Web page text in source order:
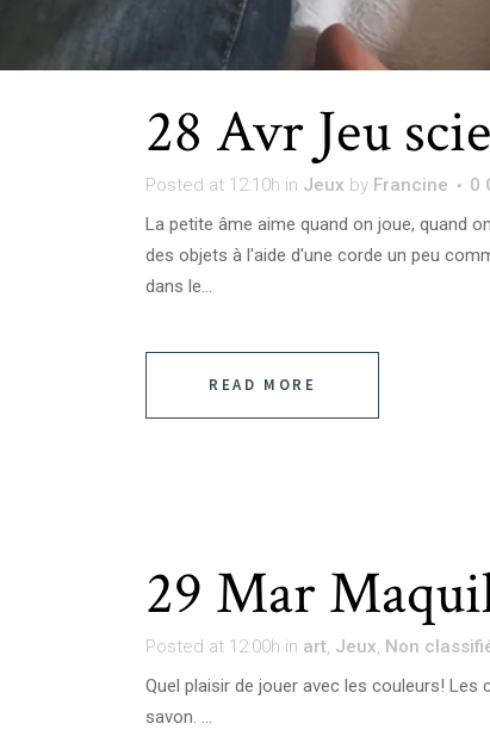
28 Avr Jeu
Posted at 12:10h in Jeux by Francine 0
La petite âme aime quand on joue, quand
des objets à l'aide d'une corde un peu
dans le...
READ MORE
29 Mar
Posted at 12:00h in art, Jeux, Non
Quel plaisir de jouer avec les couleurs!
savon. ...